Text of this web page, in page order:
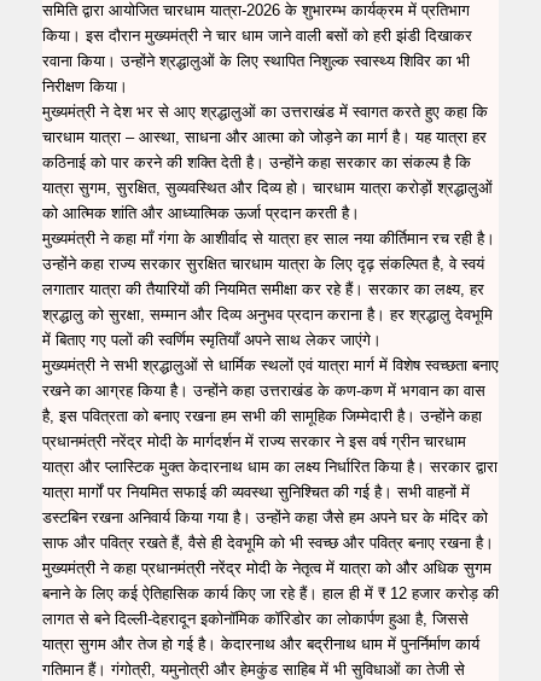
समिति द्वारा आयोजित चारधाम यात्रा-2026 के शुभारम्भ कार्यक्रम में प्रतिभाग
किया। इस दौरान मुख्यमंत्री ने चार धाम जाने वाली बसों को हरी झंडी दिखाकर
रवाना किया। उन्होंने श्रद्धालुओं के लिए स्थापित निशुल्क स्वास्थ्य शिविर का भी
निरीक्षण किया।
मुख्यमंत्री ने देश भर से आए श्रद्धालुओं का उत्तराखंड में स्वागत करते हुए कहा कि
चारधाम यात्रा – आस्था, साधना और आत्मा को जोड़ने का मार्ग है। यह यात्रा हर
कठिनाई को पार करने की शक्ति देती है। उन्होंने कहा सरकार का संकल्प है कि
यात्रा सुगम, सुरक्षित, सुव्यवस्थित और दिव्य हो। चारधाम यात्रा करोड़ों श्रद्धालुओं
को आत्मिक शांति और आध्यात्मिक ऊर्जा प्रदान करती है।
मुख्यमंत्री ने कहा माँ गंगा के आशीर्वाद से यात्रा हर साल नया कीर्तिमान रच रही है।
उन्होंने कहा राज्य सरकार सुरक्षित चारधाम यात्रा के लिए दृढ़ संकल्पित है, वे स्वयं
लगातार यात्रा की तैयारियों की नियमित समीक्षा कर रहे हैं। सरकार का लक्ष्य, हर
श्रद्धालु को सुरक्षा, सम्मान और दिव्य अनुभव प्रदान कराना है। हर श्रद्धालु देवभूमि
में बिताए गए पलों की स्वर्णिम स्मृतियाँ अपने साथ लेकर जाएंगे।
मुख्यमंत्री ने सभी श्रद्धालुओं से धार्मिक स्थलों एवं यात्रा मार्ग में विशेष स्वच्छता बनाए
रखने का आग्रह किया है। उन्होंने कहा उत्तराखंड के कण-कण में भगवान का वास
है, इस पवित्रता को बनाए रखना हम सभी की सामूहिक जिम्मेदारी है। उन्होंने कहा
प्रधानमंत्री नरेंद्र मोदी के मार्गदर्शन में राज्य सरकार ने इस वर्ष ग्रीन चारधाम
यात्रा और प्लास्टिक मुक्त केदारनाथ धाम का लक्ष्य निर्धारित किया है। सरकार द्वारा
यात्रा मार्गों पर नियमित सफाई की व्यवस्था सुनिश्चित की गई है। सभी वाहनों में
डस्टबिन रखना अनिवार्य किया गया है। उन्होंने कहा जैसे हम अपने घर के मंदिर को
साफ और पवित्र रखते हैं, वैसे ही देवभूमि को भी स्वच्छ और पवित्र बनाए रखना है।
मुख्यमंत्री ने कहा प्रधानमंत्री नरेंद्र मोदी के नेतृत्व में यात्रा को और अधिक सुगम
बनाने के लिए कई ऐतिहासिक कार्य किए जा रहे हैं। हाल ही में ₹ 12 हजार करोड़ की
लागत से बने दिल्ली-देहरादून इकोनॉमिक कॉरिडोर का लोकार्पण हुआ है, जिससे
यात्रा सुगम और तेज हो गई है। केदारनाथ और बद्रीनाथ धाम में पुनर्निर्माण कार्य
गतिमान हैं। गंगोत्री, यमुनोत्री और हेमकुंड साहिब में भी सुविधाओं का तेजी से